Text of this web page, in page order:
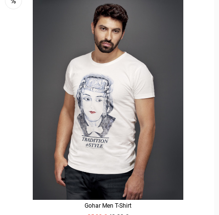
Gohar Men T-Shirt